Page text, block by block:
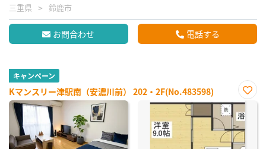
三重県 鈴鹿市
お問合わせ 電話する
キャンペーン
Kマンスリー津駅南（安濃川前） 202・2F(No.483598)
お気
に入
り登
録